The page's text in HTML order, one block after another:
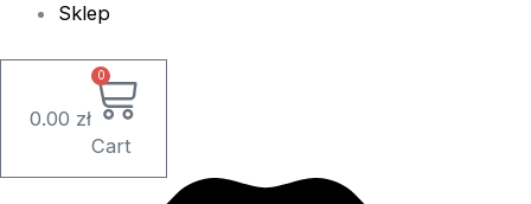
Sklep
0.00 zł
0
Cart